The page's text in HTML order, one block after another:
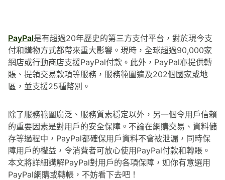
PayPal是有超過20年歷史的第三方支付平台，對於現今支
付和購物方式都帶來重大影響。現時，全球超過90,000家
網店或行動商店支援PayPal付款。此外，PayPal亦提供轉
賬、提領交易款項等服務，服務範圍遍及202個國家或地
區，並支援25種幣別。
除了服務範圍廣泛、服務質素穩定以外，另一個令用戶信賴
的重要因素是對用戶的安全保障。不論在網購交易、資料儲
存等過程中，PayPal都確保用戶資料不會被泄漏，同時保
障用戶的權益，令消費者可放心使用PayPal付款和轉賬。
本文將詳細講解PayPal對用戶的各項保障，如你有意選用
PayPal網購或轉帳，不妨看下去吧！